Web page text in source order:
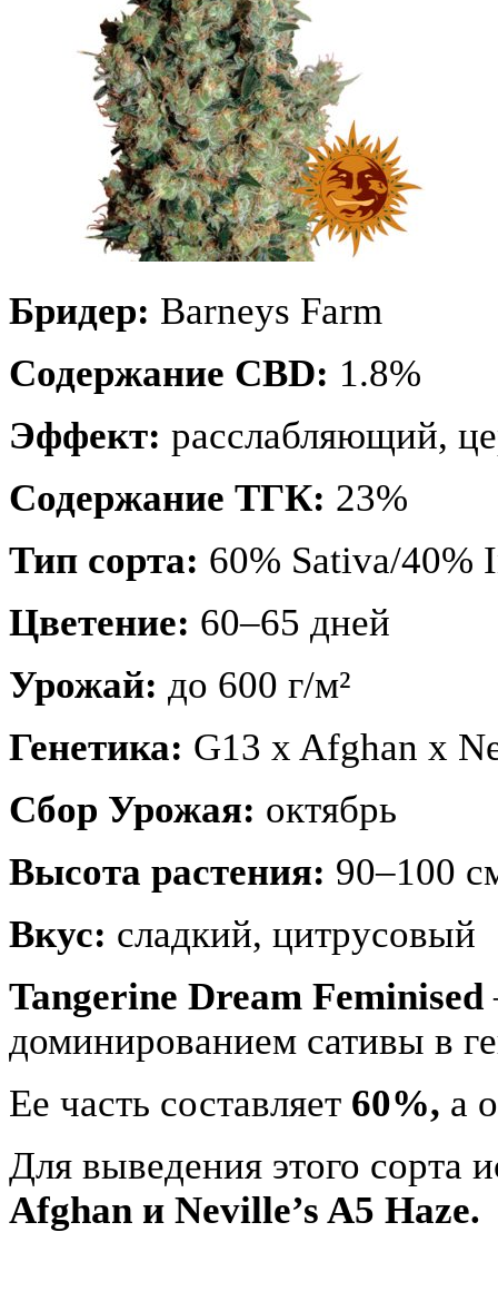
Бридер: Barneys Farm
Содержание CBD: 1.8%
Эффект: расслабляющий,
Содержание ТГК: 23%
Тип сорта: 60% Sativa/40%
Цветение: 60–65 дней
Урожай: до 600 г/м²
Генетика: G13 x Afghan x
Сбор Урожая: октябрь
Высота растения: 90–100
Вкус: сладкий, цитрусовый
Tangerine Dream Feminised
доминированием сативы в
Ее часть составляет 60%, а
Для выведения этого сорта
Afghan и Neville’s A5 Haze.